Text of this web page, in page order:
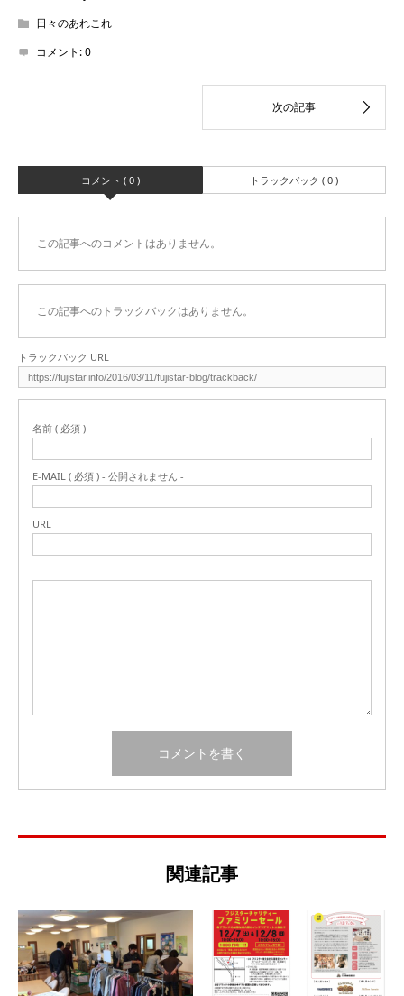
日々のあれこれ
コメント:0
コメント ( 0 ) トラックバック ( 0 )
この記事へのコメントはありません。
この記事へのトラックバックはありません。
トラックバック URL
名前 ( 必須 )
E-MAIL ( 必須 ) - 公開されません -
URL
関連記事